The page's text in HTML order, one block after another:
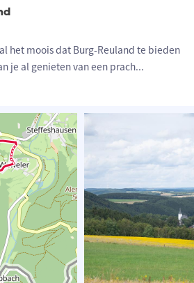
het moois dat Burg-Reuland te bieden
je al genieten van een prach...